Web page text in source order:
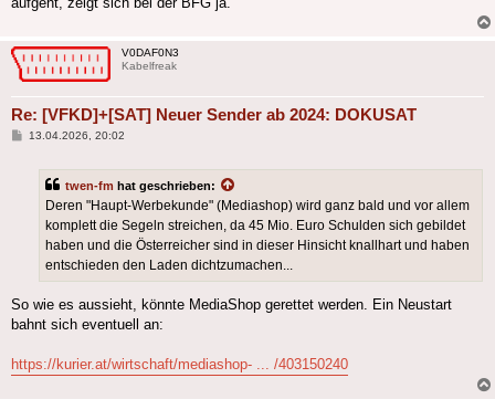
V0DAF0N3
Kabelfreak
Re: [VFKD]+[SAT] Neuer Sender ab 2024: DOKUSAT
Beitrag
13.04.2026, 20:02
twen-fm hat geschrieben:
Deren "Haupt-Werbekunde" (Mediashop) wird ganz bald und vor allem
komplett die Segeln streichen, da 45 Mio. Euro Schulden sich gebildet
haben und die Österreicher sind in dieser Hinsicht knallhart und haben
entschieden den Laden dichtzumachen...
So wie es aussieht, könnte MediaShop gerettet werden. Ein Neustart
bahnt sich eventuell an:
https://kurier.at/wirtschaft/mediashop- ... /403150240